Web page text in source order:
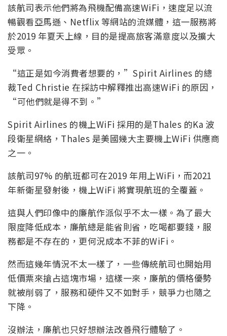
該航司表示他們將為飛機配備高速WiFi，速度足以流
暢觀看亞馬遜、Netflix 等網站的流媒體，這一服務將
於2019 年夏天上線，目的是提高旅客滿意度以及擴大
受眾。
“這正是如今消費者想要的，”Spirit Airlines 的總
裁Ted Christie 在採訪中解釋推出高速WiFi 的原因，
“可他們就是得不到。”
Spirit Airlines 的機上WiFi 採用的是Thales 的Ka 波
段衛星網絡，Thales 是美國幾大主要機上WiFi 供應商
之一。
該航司97% 的航班都可在2019 年用上WiFi，而2021
年新衛星發射後，機上WiFi 將實現航班的全覆蓋。
這與人們印像中的廉航作派似乎不太一樣。為了最大
限度降低成本，廉航總是能省則省，吃喝都要錢，服
務都是不存在的，更何況成本不菲的WiFi。
然而這幾年情況不太一樣了，一些傳統航司也開始用
低價票來搶占這塊市場，這樣一來，廉航的價格優勢
就被削弱了，服務和硬件又不如對手，競爭力也隨之
下降。
沒辦法，廉航也只好想辦法改善飛行體驗了。